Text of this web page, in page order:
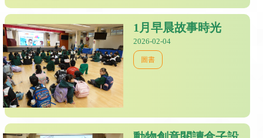
1月早晨故事時光
2026-02-04
圖書